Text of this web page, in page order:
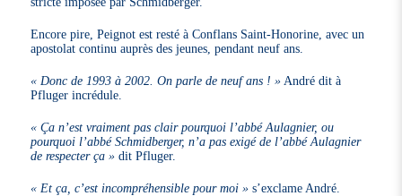
Encore pire, Peignot est resté à Conflans Saint-Honorine, avec un
apostolat continu auprès des jeunes, pendant neuf ans.
« Donc de 1993 à 2002. On parle de neuf ans ! » André dit à
Pfluger incrédule.
« Ça n’est vraiment pas clair pourquoi l’abbé Aulagnier, ou
pourquoi l’abbé Schmidberger, n’a pas exigé de l’abbé Aulagnier
de respecter ça » dit Pfluger.
« Et ça, c’est incompréhensible pour moi » s’exclame André.